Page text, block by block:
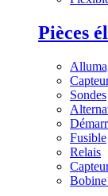
Pièces
Sondes
Fusible
Relais